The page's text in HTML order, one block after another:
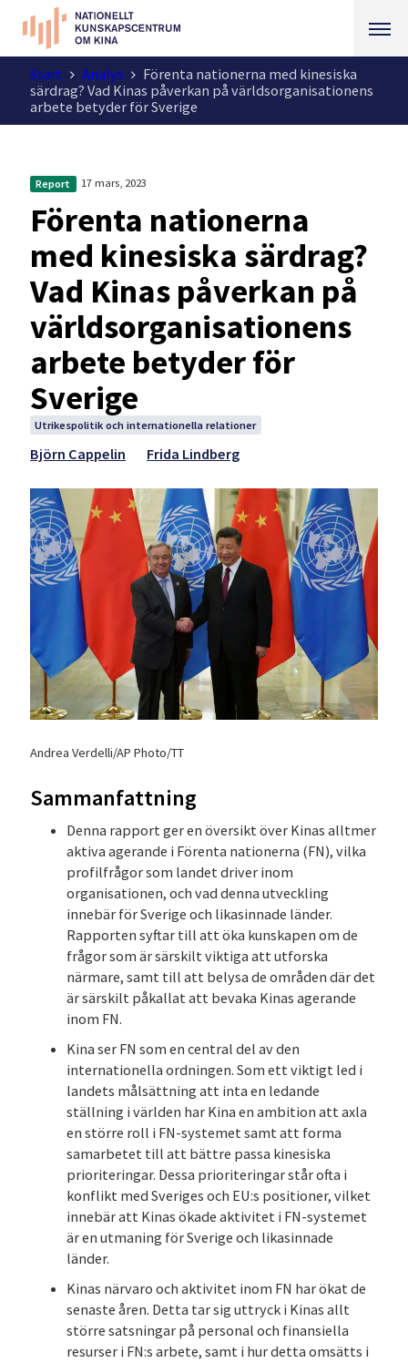
Start Analys
Förenta nationerna med kinesiska
särdrag? Vad Kinas påverkan på världsorganisationens
arbete betyder för Sverige
Report 17 mars, 2023
Förenta nationerna
med kinesiska särdrag?
Vad Kinas påverkan på
världsorganisationens
arbete betyder för
Sverige
Utrikespolitik och internationella relationer
Björn Cappelin Frida Lindberg
Andrea Verdelli/AP Photo/TT
Sammanfattning
Denna rapport ger en översikt över Kinas alltmer
aktiva agerande i Förenta nationerna (FN), vilka
profilfrågor som landet driver inom
organisationen, och vad denna utveckling
innebär för Sverige och likasinnade länder.
Rapporten syftar till att öka kunskapen om de
frågor som är särskilt viktiga att utforska
närmare, samt till att belysa de områden där det
är särskilt påkallat att bevaka Kinas agerande
inom FN.
Kina ser FN som en central del av den
internationella ordningen. Som ett viktigt led i
landets målsättning att inta en ledande
ställning i världen har Kina en ambition att axla
en större roll i FN-systemet samt att forma
samarbetet till att bättre passa kinesiska
prioriteringar. Dessa prioriteringar står ofta i
konflikt med Sveriges och EU:s positioner, vilket
innebär att Kinas ökade aktivitet i FN-systemet
är en utmaning för Sverige och likasinnade
länder.
Kinas närvaro och aktivitet inom FN har ökat de
senaste åren. Detta tar sig uttryck i Kinas allt
större satsningar på personal och finansiella
resurser i FN:s arbete, samt i hur detta omsätts i